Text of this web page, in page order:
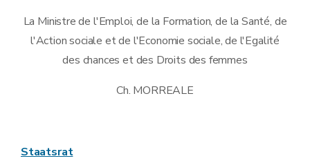
La Ministre de l'Emploi, de la Formation, de la Santé, de
l'Action sociale et de l'Economie sociale, de l'Egalité
des chances et des Droits des femmes
Ch. MORREALE
Staatsrat